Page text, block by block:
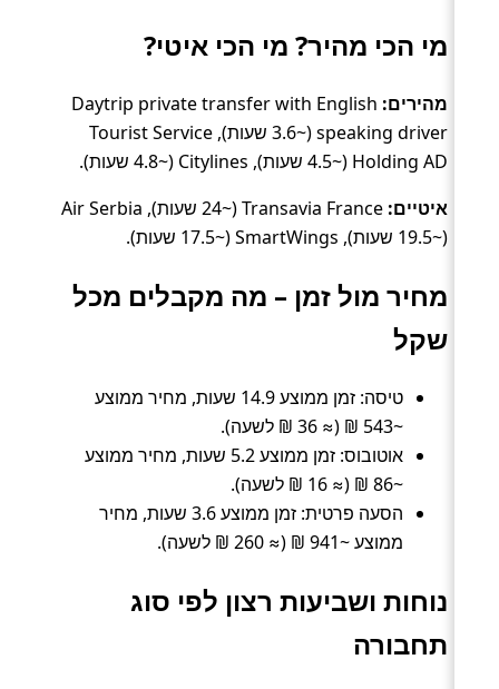
מי הכי מהיר? מי הכי איטי?
מהירים: Daytrip private transfer with English
speaking driver (~3.6 שעות), Tourist Service
Holding AD (~4.5 שעות), Citylines (~4.8 שעות).
איטיים:
Transavia France (~24 שעות), Air Serbia
(~19.5 שעות), SmartWings (~17.5 שעות).
מחיר מול זמן – מה מקבלים מכל
שקל
טיסה: זמן ממוצע 14.9 שעות, מחיר ממוצע
~543 ₪ (≈ 36 ₪ לשעה).
אוטובוס: זמן ממוצע 5.2 שעות, מחיר ממוצע
~86 ₪ (≈ 16 ₪ לשעה).
הסעה פרטית: זמן ממוצע 3.6 שעות, מחיר
ממוצע ~941 ₪ (≈ 260 ₪ לשעה).
נוחות ושביעות רצון לפי סוג
תחבורה